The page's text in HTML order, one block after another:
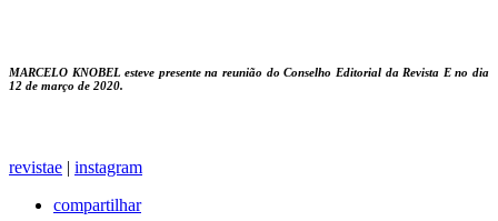
MARCELO KNOBEL esteve presente na reunião do Conselho Editorial da Revista E no dia
12 de março de 2020.
revistae | instagram
compartilhar